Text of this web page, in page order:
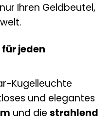
Ihren Geldbeutel,
jeden
Kugelleuchte
und elegantes
und die strahlend